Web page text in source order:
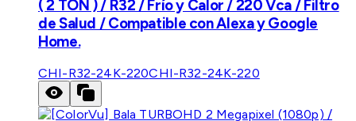
( 2 TON ) / R32 / Frío y Calor / 220 Vca / Filtro
de Salud / Compatible con Alexa y Google
Home.
CHI-R32-24K-220CHI-R32-24K-220